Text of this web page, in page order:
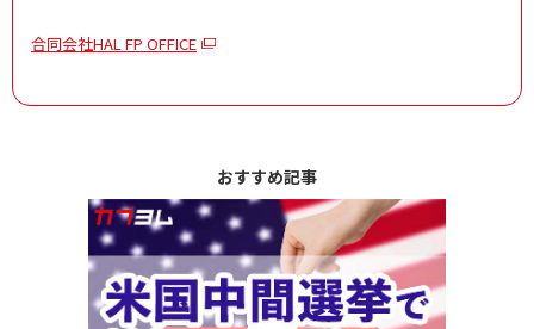
合同会社HAL FP OFFICE
おすすめ記事